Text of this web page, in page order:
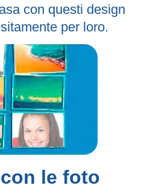
con questi design
per loro.
le foto